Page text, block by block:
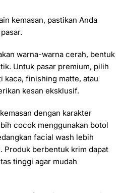
kemasan, pastikan Anda
warna-warna cerah, bentuk
Untuk pasar premium, pilih
kaca, finishing matte, atau
kesan eksklusif.
dengan karakter
cocok menggunakan botol
facial wash lebih
Produk berbentuk krim dapat
tinggi agar mudah